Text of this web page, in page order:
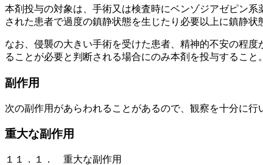
本剤投与の対象は、手術又は検査時にベンゾジアゼピン
された患者で過度の鎮静状態を生じたり必要以上に鎮静
なお、侵襲の大きい手術を受けた患者、精神的不安の程
ることが必要と判断される場合にのみ本剤を投与すること。
副作用
次の副作用があらわれることがあるので、観察を十分に
重大な副作用
１１．１． 重大な副作用